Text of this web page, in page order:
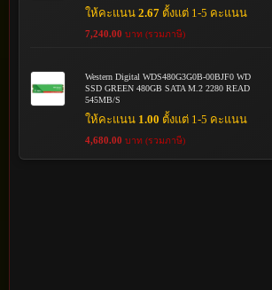
ให้คะแนน2.67 ตั้งแต่ 1-5 คะแนน
7,240.00 บาท (รวมภาษี)
Western Digital WDS480G3G0B-00BJF0 WD
SSD GREEN 480GB SATA M.2 2280 READ
545MB/S
ให้คะแนน 1.00 ตั้งแต่ 1-5 คะแนน
4,680.00 บาท (รวมภาษี)